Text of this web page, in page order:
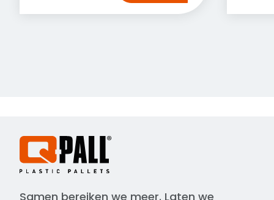
Samen bereiken we meer. Laten we